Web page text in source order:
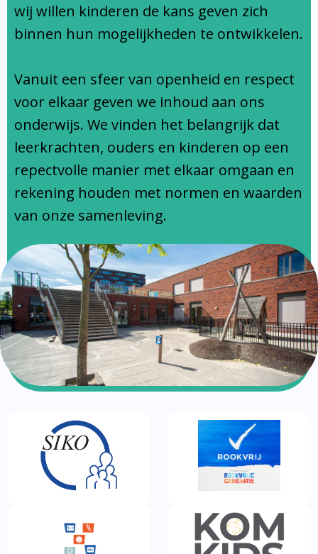
Ondersteuningsprofiel
wij willen kinderen de kans geven zich
binnen hun mogelijkheden te ontwikkelen.
Vanuit een sfeer van openheid en respect
voor elkaar geven we inhoud aan ons
onderwijs. We vinden het belangrijk dat
leerkrachten, ouders en kinderen op een
repectvolle manier met elkaar omgaan en
rekening houden met normen en waarden
van onze samenleving.